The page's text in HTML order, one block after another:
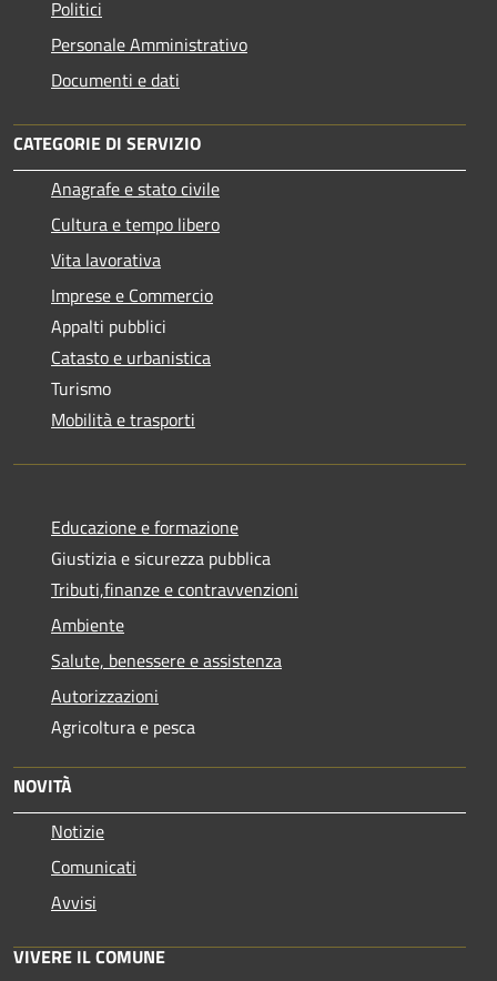
Politici
Personale Amministrativo
Documenti e dati
CATEGORIE DI SERVIZIO
Anagrafe e stato civile
Cultura e tempo libero
Vita lavorativa
Imprese e Commercio
Appalti pubblici
Catasto e urbanistica
Turismo
Mobilità e trasporti
Educazione e formazione
Giustizia e sicurezza pubblica
Tributi,finanze e contravvenzioni
Ambiente
Salute, benessere e assistenza
Autorizzazioni
Agricoltura e pesca
NOVITÀ
Notizie
Comunicati
Avvisi
VIVERE IL COMUNE